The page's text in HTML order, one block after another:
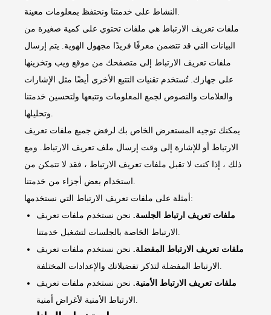
النشاط على خدمتنا ونحتفظ بمعلومات معينة.
ملفات تعريف الارتباط هي ملفات تحتوي على كمية صغيرة من
البيانات التي قد تتضمن معرفًا فريدًا مجهول الهوية. يتم إرسال
ملفات تعريف الارتباط إلى متصفحك من موقع ويب وتخزينها
على جهازك. تُستخدم تقنيات التتبع الأخرى أيضًا مثل الإشارات
والعلامات والنصوص لجمع المعلومات وتتبعها ولتحسين خدمتنا
وتحليلها.
يمكنك توجيه المستعرض الخاص بك لرفض جميع ملفات تعريف
الارتباط أو للإشارة إلى وقت إرسال ملف تعريف الارتباط. ومع
ذلك ، إذا كنت لا تقبل ملفات تعريف الارتباط ، فقد لا تتمكن من
استخدام بعض أجزاء من خدمتنا.
أمثلة على ملفات تعريف الارتباط التي نستخدمها:
ملفات تعريف ارتباط الجلسة. نحن نستخدم ملفات تعريف
الارتباط الخاصة بالجلسات لتشغيل خدمتنا.
ملفات تعريف الارتباط المفضلة. نحن نستخدم ملفات تعريف
الارتباط المفضلة لتذكر تفضيلاتك والإعدادات المختلفة.
ملفات تعريف الارتباط الأمنية. نحن نستخدم ملفات تعريف
الارتباط الأمنية لأغراض أمنية.